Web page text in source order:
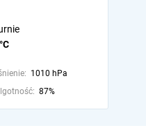
1010 hPa
87%